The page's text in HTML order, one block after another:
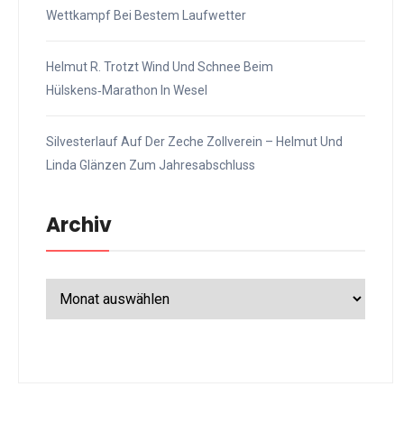
Wettkampf Bei Bestem Laufwetter
Helmut R. Trotzt Wind Und Schnee Beim
Hülskens‑Marathon In Wesel
Silvesterlauf Auf Der Zeche Zollverein – Helmut Und
Linda Glänzen Zum Jahresabschluss
Archiv